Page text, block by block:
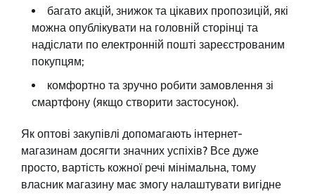
багато акцій, знижок та цікавих пропозицій, які
можна опублікувати на головній сторінці та
надіслати по електронній пошті зареєстрованим
покупцям;
комфортно та зручно робити замовлення зі
смартфону (якщо створити застосунок).
Як оптові закупівлі допомагають інтернет-
магазинам досягти значних успіхів? Все дуже
просто, вартість кожної речі мінімальна, тому
власник магазину має змогу налаштувати вигідне